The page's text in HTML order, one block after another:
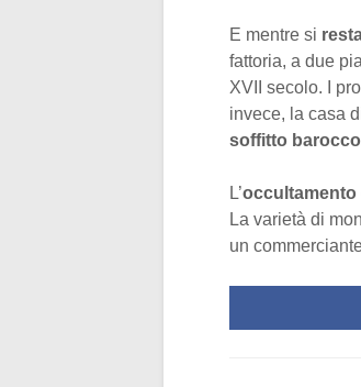
E mentre si
fattoria, a due
XVII secolo. I
invece, la casa
soffitto barocco
L’occultamento
La varietà di
un